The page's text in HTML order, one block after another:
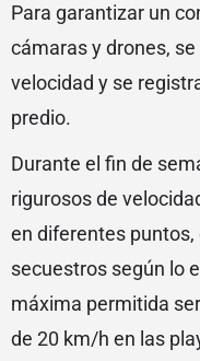
Para garantizar un
cámaras y drones,
velocidad y se
predio.
Durante el fin de
rigurosos de
en diferentes
secuestros según lo
máxima permitida
de 20 km/h en las